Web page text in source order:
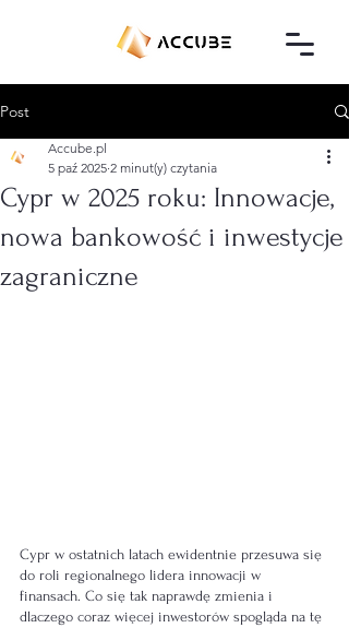
Post
Cypr w 2025 roku: Innowacje,
nowa bankowość i inwestycje
zagraniczne
Accube.pl
5 paź 2025 2 minut(y) czytania
Cypr w ostatnich latach ewidentnie przesuwa się
do roli regionalnego lidera innowacji w
finansach. Co się tak naprawdę zmienia i
dlaczego coraz więcej inwestorów spogląda na tę